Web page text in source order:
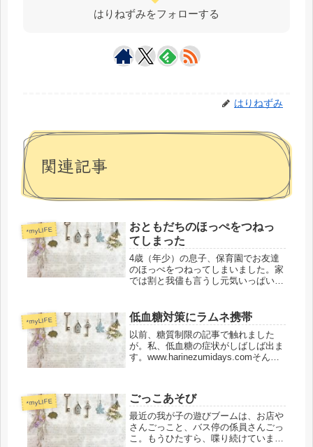
はりねずみをフォローする
はりねずみ
関連記事
*myLIFE
おともだちのほっぺをつねっ
てしまった
4歳（年少）の息子、保育園でお友達
のほっぺをつねってしまいました。家
では割と我儘も言うし元気いっぱいで
ョンが起こせない感じだった息子。ど
ちらかというと、攻撃を受ける側にな
り...
*myLIFE 低血糖対策にラムネ携帯
以前、糖質制限の記事で触れました
が。私、低血糖の症状がしばしば出ま
す。www.harinezumidays.comそん
くのが良いと言われてたのですが。ジ
ュースも飴も、私の嗜...
*myLIFE ごっこあそび
最近の我が子の遊びブームは、お店や
さんごっこと、バス停の係員さんごっ
こ。もうひたすら、喋り続けていま